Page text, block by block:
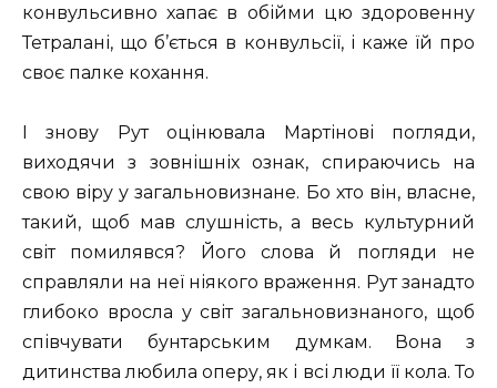
конвульсивно хапає в обійми цю здоровенну
Тетралані, що б’ється в конвульсії, і каже їй про
своє палке кохання.
І знову Рут оцінювала Мартінові погляди,
виходячи з зовнішніх ознак, спираючись на
свою віру у загальновизнане. Бо хто він, власне,
такий, щоб мав слушність, а весь культурний
світ помилявся? Його слова й погляди не
справляли на неї ніякого враження. Рут занадто
глибоко вросла у світ загальновизнаного, щоб
співчувати бунтарським думкам. Вона з
дитинства любила оперу, як і всі люди її кола. То